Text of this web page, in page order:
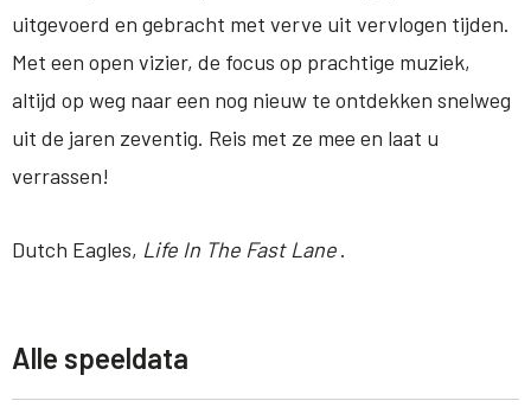
uitgevoerd en gebracht met verve uit vervlogen tijden.
Met een open vizier, de focus op prachtige muziek,
altijd op weg naar een nog nieuw te ontdekken snelweg
uit de jaren zeventig. Reis met ze mee en laat u
verrassen!
Dutch Eagles, Life In The Fast Lane.
Alle speeldata